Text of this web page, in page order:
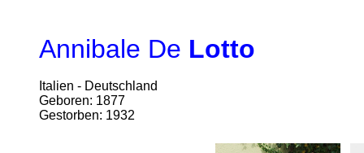
Annibale De Lotto
Italien - Deutschland
Geboren: 1877
Gestorben: 1932